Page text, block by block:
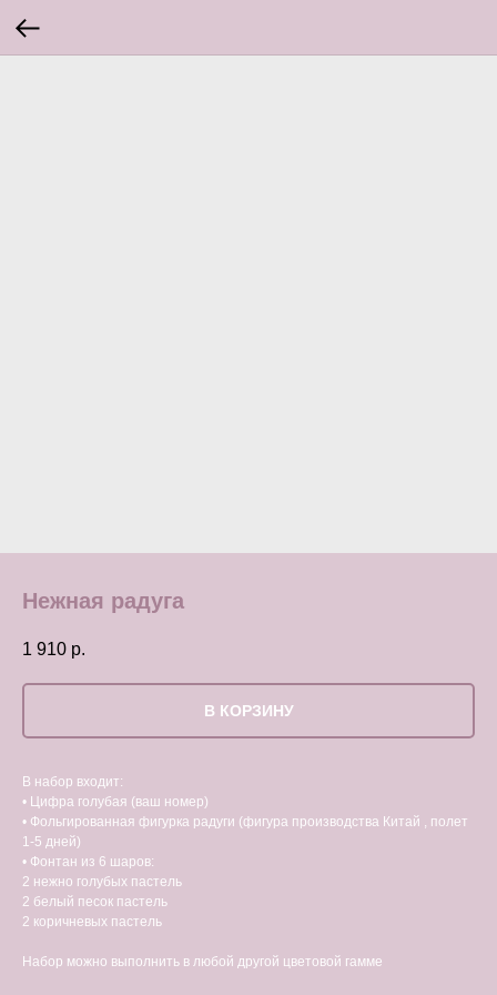
Нежная радуга
1 910 р.
В КОРЗИНУ
В набор входит:
• Цифра голубая (ваш номер)
• Фольгированная фигурка радуги (фигура производства Китай , полет
1-5 дней)
• Фонтан из 6 шаров:
2 нежно голубых пастель
2 белый песок пастель
2 коричневых пастель
Набор можно выполнить в любой другой цветовой гамме